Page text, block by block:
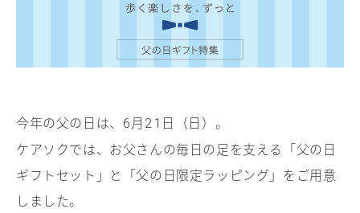
今年の父の日は、 6月 21 日（日）。
ケアソクでは、お父さんの毎日の足を支える「父の日
ギフトセット」と「父の日限定ラッピング」をご用意
しました。